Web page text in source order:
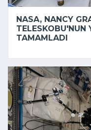
NASA, NANCY
TELESKOBU'NUN
TAMAMLADI